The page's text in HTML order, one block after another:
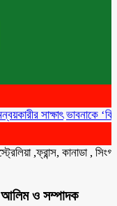
সাক্ষাৎ ভাবনাকে ‘বিরল
কানাডা , সিংগাপুর ,
আলিম ও সম্পাদক